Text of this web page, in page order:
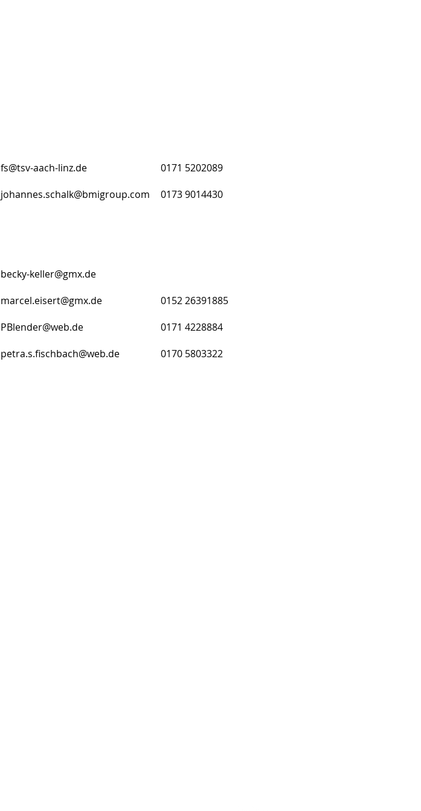
fs@tsv-aach-linz.de
johannes.schalk@bmigroup.com
becky-keller@gmx.de
marcel.eisert@gmx.de
PBlender@web.de
petra.s.fischbach@web.de
0171 5202089
0173 9014430
0152 26391885
0171 4228884
0170 5803322